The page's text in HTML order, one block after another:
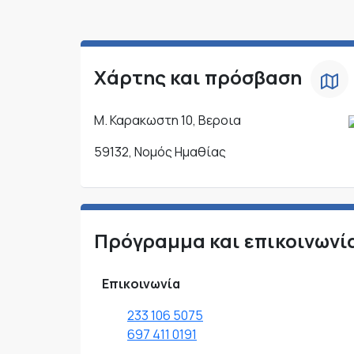
Χάρτης και πρόσβαση
Μ. Καρακωστη 10, Βεροια
59132, Νομός Ημαθίας
Πρόγραμμα και
Επικοινωνία
233 106 5075
697 411 0191